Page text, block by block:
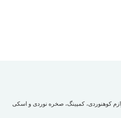
کوهنوردی، کمپینگ، صخره نوردی و اسکی